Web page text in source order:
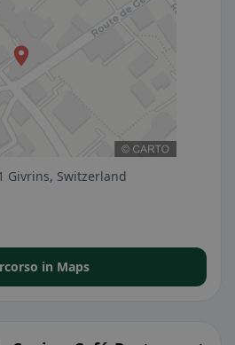
Givrins, Switzerland
in Maps